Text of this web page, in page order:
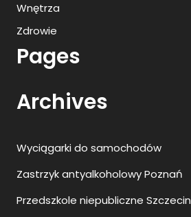
Wnętrza
Zdrowie
Pages
Archives
Wyciągarki do samochodów
Zastrzyk antyalkoholowy Poznań
Przedszkole niepubliczne Szczecin